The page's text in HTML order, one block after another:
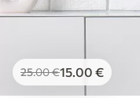
25.00€15.00 €